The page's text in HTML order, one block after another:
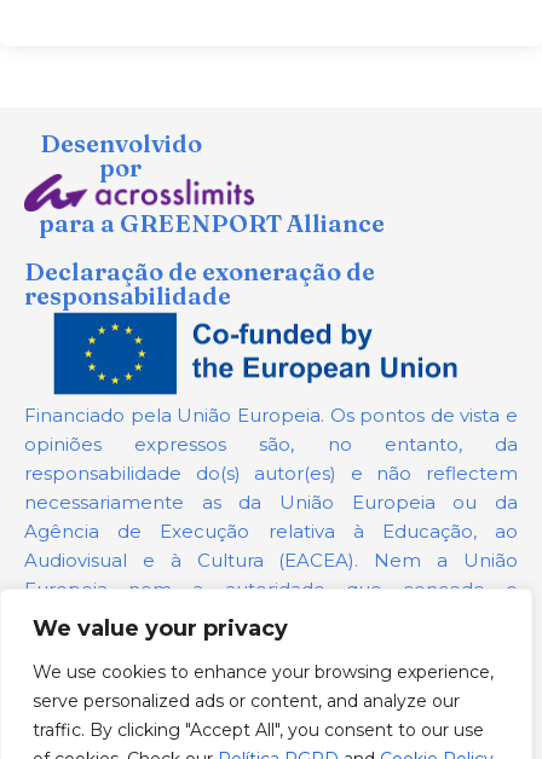
We value your privacy
We use cookies to enhance your browsing experience,
serve personalized ads or content, and analyze our
traffic. By clicking "Accept All", you consent to our use
Desenvolvido
por
para a GREENPORT Alliance
Declaração de exoneração de
responsabilidade
Financiado pela União Europeia. Os pontos de vista e
opiniões expressos são, no entanto, da
responsabilidade do(s) autor(es) e não reflectem
necessariamente as da União Europeia ou da
Agência de Execução relativa à Educação, ao
Audiovisual e à Cultura (EACEA). Nem a União
Europeia nem a autoridade que concede o
financiamento podem ser responsabilizadas por elas.
Número do projeto:101139879
Política RGPD
Cookie Policy